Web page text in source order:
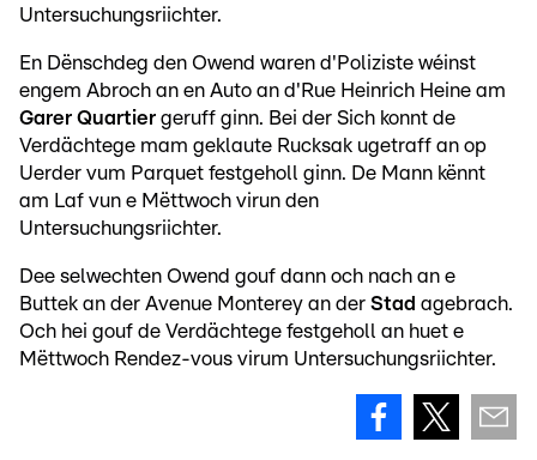
Untersuchungsriichter.
En Dënschdeg den Owend waren d'Poliziste wéinst
engem Abroch an en Auto an d'Rue Heinrich Heine am
Garer Quartier geruff ginn. Bei der Sich konnt de
Verdächtege mam geklaute Rucksak ugetraff an op
Uerder vum Parquet festgeholl ginn. De Mann kënnt
am Laf vun e Mëttwoch virun den
Untersuchungsriichter.
Dee selwechten Owend gouf dann och nach an e
Buttek an der Avenue Monterey an der Stad agebrach.
Och hei gouf de Verdächtege festgeholl an huet e
Mëttwoch Rendez-vous virum Untersuchungsriichter.